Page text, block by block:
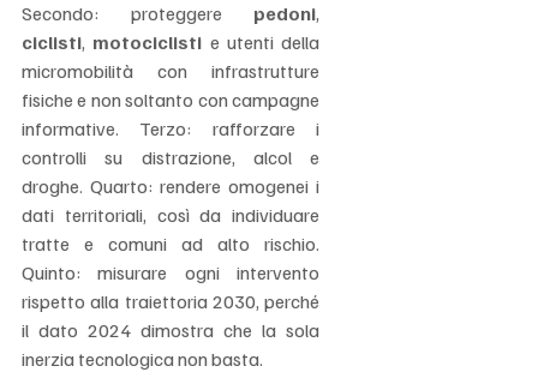
Secondo: proteggere pedoni
ciclisti, motociclisti e utenti della
micromobilità con infrastrutture
fisiche e non soltanto con campagne
informative. Terzo: rafforzare i
controlli su distrazione, alcol e
droghe. Quarto: rendere omogenei i
dati territoriali, così da individuare
tratte e comuni ad alto rischio.
Quinto: misurare ogni intervento
rispetto alla traiettoria 2030, perché
il dato 2024 dimostra che la sola
inerzia tecnologica non basta.